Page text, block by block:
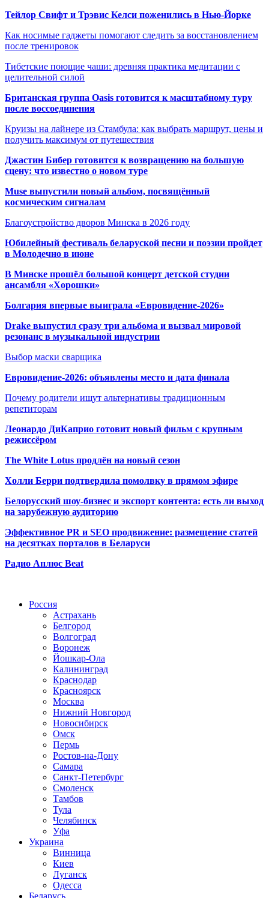
Тейлор Свифт и Трэвис Келси поженились в Нью-Йорке
Как носимые гаджеты помогают следить за восстановлением
после тренировок
Тибетские поющие чаши: древняя практика медитации с
целительной силой
Британская группа Oasis готовится к масштабному туру
после воссоединения
Круизы на лайнере из Стамбула: как выбрать маршрут, цены и
получить максимум от путешествия
Джастин Бибер готовится к возвращению на большую
сцену: что известно о новом туре
Muse выпустили новый альбом, посвящённый
космическим сигналам
Благоустройство дворов Минска в 2026 году
Юбилейный фестиваль беларуской песни и поэзии пройдет
в Молодечно в июне
В Минске прошёл большой концерт детской студии
ансамбля «Хорошки»
Болгария впервые выиграла «Евровидение-2026»
Drake выпустил сразу три альбома и вызвал мировой
резонанс в музыкальной индустрии
Выбор маски сварщика
Евровидение-2026: объявлены место и дата финала
Почему родители ищут альтернативы традиционным
репетиторам
Леонардо ДиКаприо готовит новый фильм с крупным
режиссёром
The White Lotus продлён на новый сезон
Холли Берри подтвердила помолвку в прямом эфире
Белорусский шоу-бизнес и экспорт контента: есть ли выход
на зарубежную аудиторию
Эффективное PR и SEO продвижение: размещение статей
на десятках порталов в Беларуси
Радио Аплюс Beat
Россия
Астрахань
Белгород
Волгоград
Воронеж
Йошкар-Ола
Калининград
Краснодар
Красноярск
Москва
Нижний Новгород
Новосибирск
Омск
Пермь
Ростов-на-Дону
Самара
Санкт-Петербург
Смоленск
Тамбов
Тула
Челябинск
Уфа
Украина
Винница
Киев
Луганск
Одесса
Беларусь